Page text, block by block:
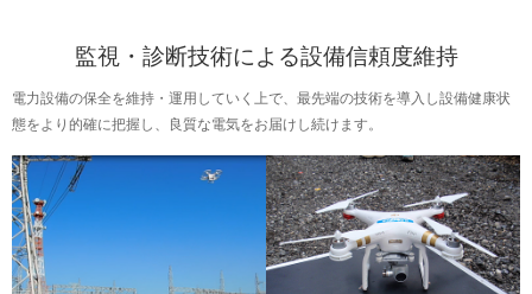
監視・診断技術による設備信頼度維持
電力設備の保全を維持・運用していく上で、最先端の技術を導入し設備健康状
態をより的確に把握し、良質な電気をお届けし続けます。